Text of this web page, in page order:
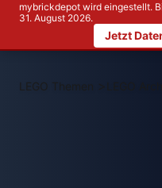
mybrickdepot wird eingestellt.
31. August 2026.
Jetzt
LEGO Themen >